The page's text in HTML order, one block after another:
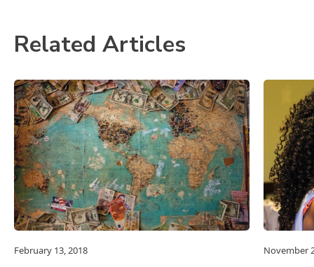
Related Articles
February 13, 2018 November